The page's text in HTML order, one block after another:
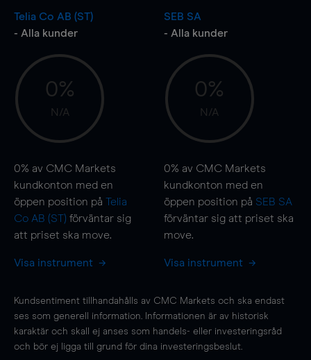
Telia Co AB (ST)
- Alla kunder
0%
N/A
0% av CMC Markets
kundkonton med en
öppen position på Telia
Co AB (ST) förväntar sig
att priset ska move.
Visa instrument
SEB SA
- Alla kunder
0%
N/A
0% av CMC Markets
kundkonton med en
öppen position på SEB SA
förväntar sig att priset ska
move.
Visa instrument
Kundsentiment tillhandahålls av CMC Markets och ska endast
ses som generell information. Informationen är av historisk
karaktär och skall ej anses som handels- eller investeringsråd
och bör ej ligga till grund för dina investeringsbeslut.